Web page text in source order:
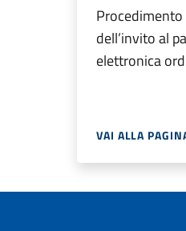
dell’invito al
elettronica
VAI ALLA